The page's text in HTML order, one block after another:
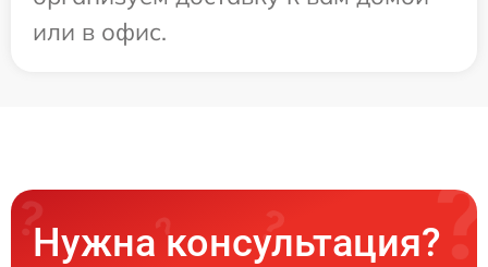
или в офис.
Нужна консультация?